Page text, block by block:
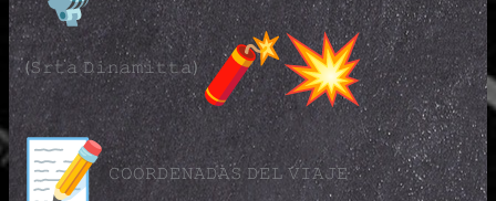
(𝚂𝚛𝚝𝚊 𝙳𝚒𝚗𝚊𝚖𝚒𝚝𝚝𝚊)
𝙲𝙾𝙾𝚁𝙳𝙴𝙽𝙰𝙳𝙰𝚂 𝙳𝙴𝙻 𝚅𝙸𝙰𝙹𝙴